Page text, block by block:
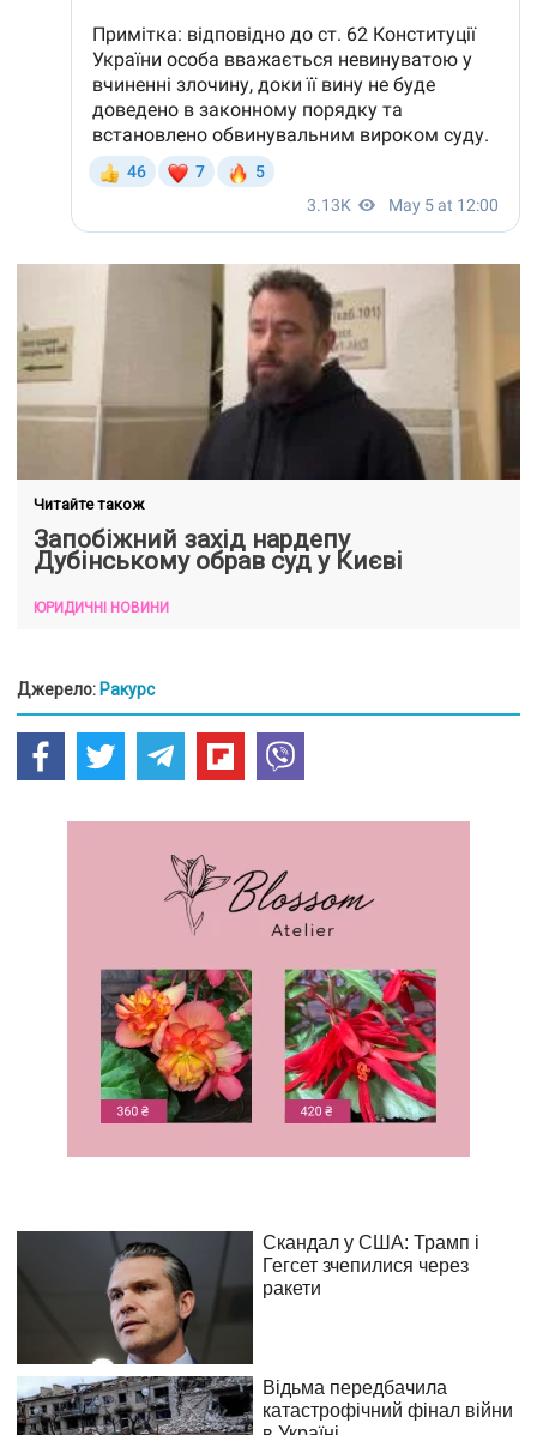
Читайте також
Запобіжний захід нардепу
Дубінському обрав суд у Києві
ЮРИДИЧНІ НОВИНИ
Джерело: Ракурс